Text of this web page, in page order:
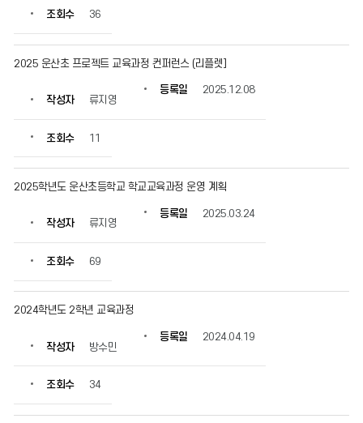
제
작
를
할
수
조회수 36
2025 운산초 프로젝트 교육과정 컨퍼런스 (리플렛]
작성자 류지영
등록일 2025.12.08
조회수 11
2025학년도 운산초등학교 학교교육과정 운영 계획
작성자 류지영
등록일 2025.03.24
조회수 69
2024학년도 2학년 교육과정
작성자 방수민
등록일 2024.04.19
조회수 34